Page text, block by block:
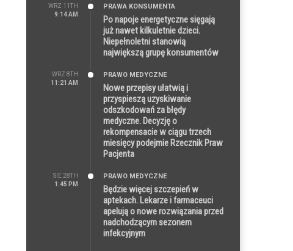
WRZ 11TH
9:14 AM
PRAWA KONSUMENTA
Po napoje energetyczne sięgają
już nawet kilkuletnie dzieci.
Niepełnoletni stanowią
największą grupę konsumentów
WRZ 8TH
11:21 AM
PRAWO MEDYCZNE
Nowe przepisy ułatwią i
przyspieszą uzyskiwanie
odszkodowań za błędy
medyczne. Decyzję o
rekompensacie w ciągu trzech
miesięcy podejmie Rzecznik Praw
Pacjenta
SIE 28TH
1:45 PM
PRAWO MEDYCZNE
Będzie więcej szczepień w
aptekach. Lekarze i farmaceuci
apelują o nowe rozwiązania przed
nadchodzącym sezonem
infekcyjnym